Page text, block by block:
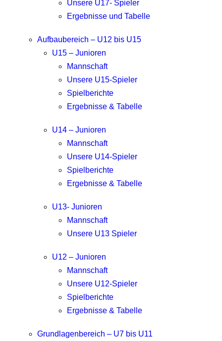
Unsere U17- Spieler
Ergebnisse und Tabelle
Aufbaubereich – U12 bis U15
U15 – Junioren
Mannschaft
Unsere U15-Spieler
Spielberichte
Ergebnisse & Tabelle
U14 – Junioren
Mannschaft
Unsere U14-Spieler
Spielberichte
Ergebnisse & Tabelle
U13- Junioren
Mannschaft
Unsere U13 Spieler
U12 – Junioren
Mannschaft
Unsere U12-Spieler
Spielberichte
Ergebnisse & Tabelle
Grundlagenbereich – U7 bis U11